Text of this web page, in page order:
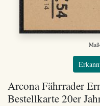
Arcona Fährrader
Bestellkarte 20er